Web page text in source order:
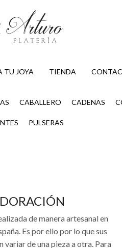
TU JOYA TIENDA
CABALLERO CADENAS
PULSERAS
de manera artesanal en
Es por ello por lo que sus
de una pieza a otra. Para